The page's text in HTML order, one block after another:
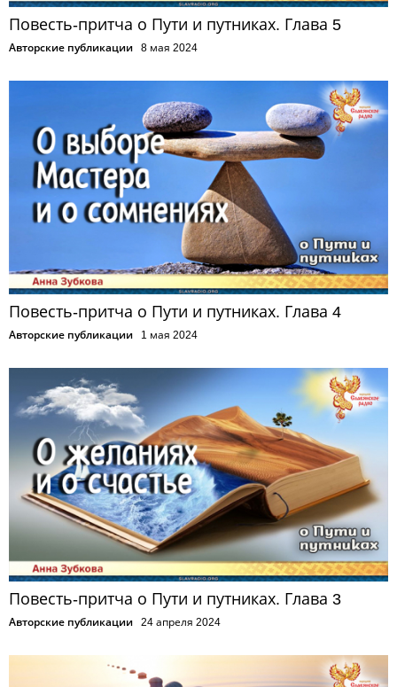
Повесть-притча о Пути и путниках. Глава 5
Авторские публикации 8 мая 2024
Повесть-притча о Пути и путниках. Глава 4
Авторские публикации 1 мая 2024
Повесть-притча о Пути и путниках. Глава 3
Авторские публикации 24 апреля 2024